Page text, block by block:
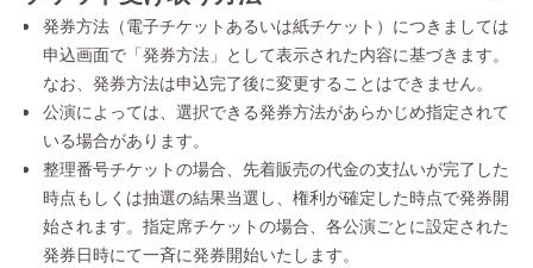
発券方法（電子チケットあるいは紙チケット）につきましては
申込画面で「発券方法」として表示された内容に基づきます。
なお、発券方法は申込完了後に変更することはできません。
公演によっては、選択できる発券方法があらかじめ指定されて
いる場合があります。
整理番号チケットの場合、先着販売の代金の支払いが完了した
時点もしくは抽選の結果当選し、権利が確定した時点で発券開
始されます。指定席チケットの場合、各公演ごとに設定された
発券日時にて一斉に発券開始いたします。